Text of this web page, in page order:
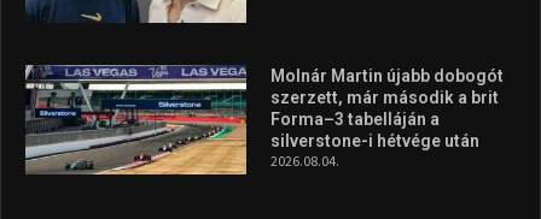
Molnár Martin újabb dobogót
szerzett, már második a brit
Forma–3 tabelláján a
silverstone-i hétvége után
2026.08.04.